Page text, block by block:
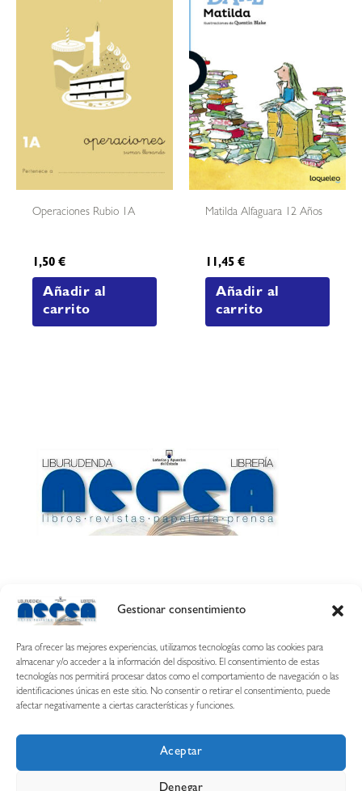
Gestionar consentimiento
Para ofrecer las mejores experiencias, utilizamos tecnologías como las cookies para
almacenar y/o acceder a la información del dispositivo. El consentimiento de estas
tecnologías nos permitirá procesar datos como el comportamiento de navegación o las
identificaciones únicas en este sitio. No consentir o retirar el consentimiento, puede
afectar negativamente a ciertas características y funciones.
Aceptar
Denegar
Operaciones Rubio 1A
1,50€
Añadir al
carrito
Matilda Alfaguara 12 Años
11,45€
Añadir al
carrito
Calle Esquíroz, 27
687 54 31 70
nerearetamonge@gmail.com